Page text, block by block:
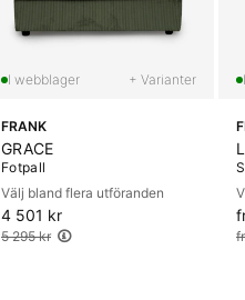
+ Varianter
FRANK
GRACE
Fotpall
Välj bland flera utföranden
4 501 kr
Ordinarie pris:
5 295 kr